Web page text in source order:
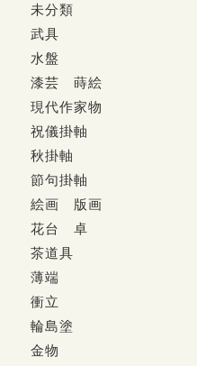
未分類
武具
水盤
漆芸 蒔絵
現代作家物
祝儀掛軸
秋掛軸
節句掛軸
絵画 版画
花台 卓
茶道具
薄端
衝立
輪島塗
金物